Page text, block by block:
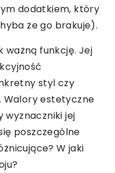
dodatkiem, który
że go brakuje).
ważną funkcję. Jej
styl czy
Walory estetyczne
jej
poszczególne
W jaki